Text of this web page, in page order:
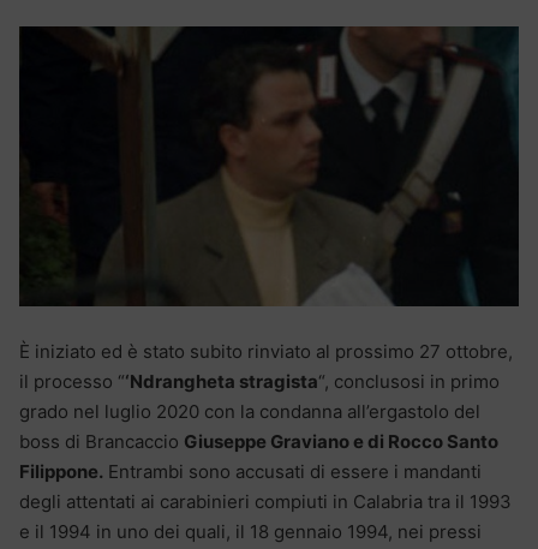
È iniziato ed è stato subito rinviato al prossimo 27 ottobre,
il processo “‘Ndrangheta stragista“, conclusosi in primo
grado nel luglio 2020 con la condanna all’ergastolo del
boss di Brancaccio Giuseppe Graviano e di Rocco Santo
Filippone. Entrambi sono accusati di essere i mandanti
degli attentati ai carabinieri compiuti in Calabria tra il 1993
e il 1994 in uno dei quali, il 18 gennaio 1994, nei pressi